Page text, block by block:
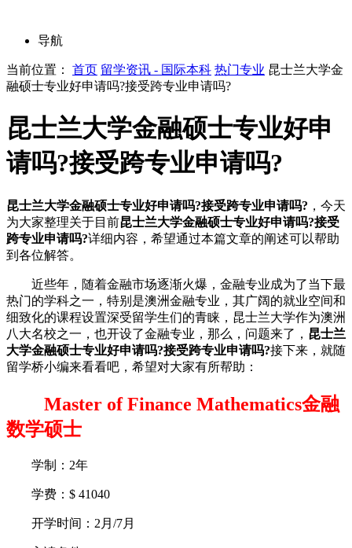
导航
当前位置： 首页 留学资讯 - 国际本科 热门专业 昆士兰大学金
融硕士专业好申请吗?接受跨专业申请吗?
昆士兰大学金融硕士专业好申
请吗?接受跨专业申请吗?
昆士兰大学金融硕士专业好申请吗?接受跨专业申请吗? ，今天
为大家整理关于目前昆士兰大学金融硕士专业好申请吗?接受
跨专业申请吗?详细内容，希望通过本篇文章的阐述可以帮助
到各位解答。
近些年，随着金融市场逐渐火爆，金融专业成为了当下最
热门的学科之一，特别是澳洲金融专业，其广阔的就业空间和
细致化的课程设置深受留学生们的青睐，昆士兰大学作为澳洲
八大名校之一，也开设了金融专业，那么，问题来了， 昆士兰
大学金融硕士专业好申请吗?接受跨专业申请吗?接下来，就随
留学桥小编来看看吧，希望对大家有所帮助：
Master of Finance Mathematics金融
数学硕士
学制：2年
学费：$ 41040
开学时间：2月/7月